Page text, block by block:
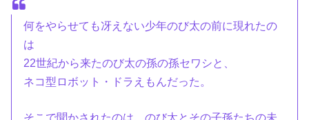
何をやらせても冴えない少年のび太の前に現れたの
は
22世紀から来たのび太の孫の孫セワシと、
ネコ型ロボット・ドラえもんだった。
そこで聞かされたのは、のび太とその子孫たちの未